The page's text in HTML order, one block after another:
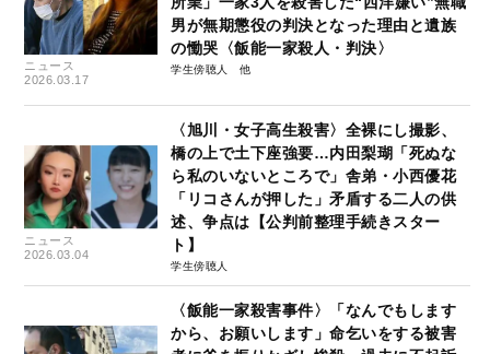
ニュース
2026.03.17
男が無期懲役の判決となった理由と遺族
の慟哭〈飯能一家殺人・判決〉
学生傍聴人
ニュース
2026.03.04
〈旭川・女子高生殺害〉全裸にし撮影、
橋の上で土下座強要…内田梨瑚「死ぬな
ら私のいないところで」舎弟・小西優花
「リコさんが押した」矛盾する二人の供
述、争点は【公判前整理手続きスター
ト】
学生傍聴人
〈飯能一家殺害事件〉「なんでもします
から、お願いします」命乞いをする被害